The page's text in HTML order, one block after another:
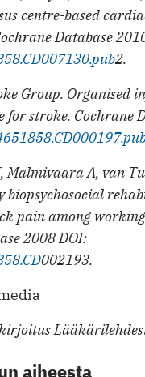
centre-based
Database
007130.pub2.
Group. Organised
for stroke. Cochrane
Malmivaara A, van
pain among
2008 DOI:
002193.
aiheesta